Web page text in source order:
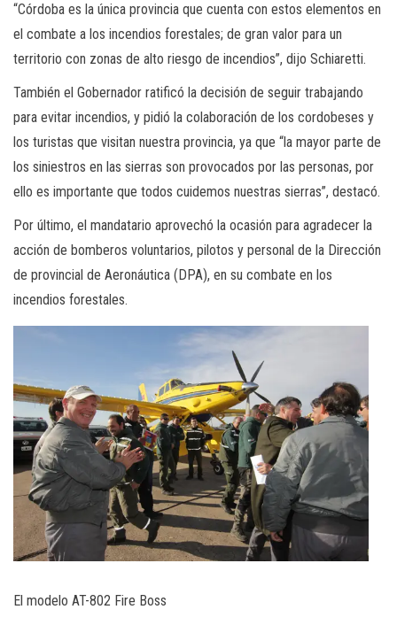
“Córdoba es la única provincia que cuenta con estos elementos en
el combate a los incendios forestales; de gran valor para un
territorio con zonas de alto riesgo de incendios”, dijo Schiaretti.
También el Gobernador ratificó la decisión de seguir trabajando
para evitar incendios, y pidió la colaboración de los cordobeses y
los turistas que visitan nuestra provincia, ya que “la mayor parte de
los siniestros en las sierras son provocados por las personas, por
ello es importante que todos cuidemos nuestras sierras”, destacó.
Por último, el mandatario aprovechó la ocasión para agradecer la
acción de bomberos voluntarios, pilotos y personal de la Dirección
de provincial de Aeronáutica (DPA), en su combate en los
incendios forestales.
El modelo AT-802 Fire Boss